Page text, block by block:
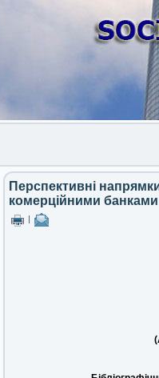
Перспективні
комерційними